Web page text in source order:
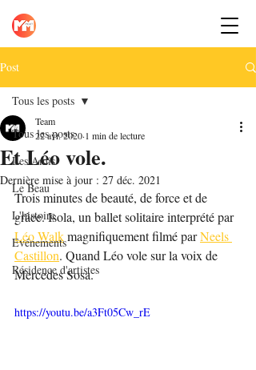
Post
Tous les posts
Les Amis
Le Beau
L'histoire
Evénements
Résidence d'artistes
Tous les posts
Et Léo vole.
Team
22 avr. 2020 1 min de lecture
Dernière mise à jour : 27 déc. 2021
Trois minutes de beauté, de force et de
grâce. Isola, un ballet solitaire interprété par
Léo Walk magnifiquement filmé par Neels
Castillon. Quand Léo vole sur la voix de
Mercedes Sosa.
https://youtu.be/a3Ft05Cw_rE